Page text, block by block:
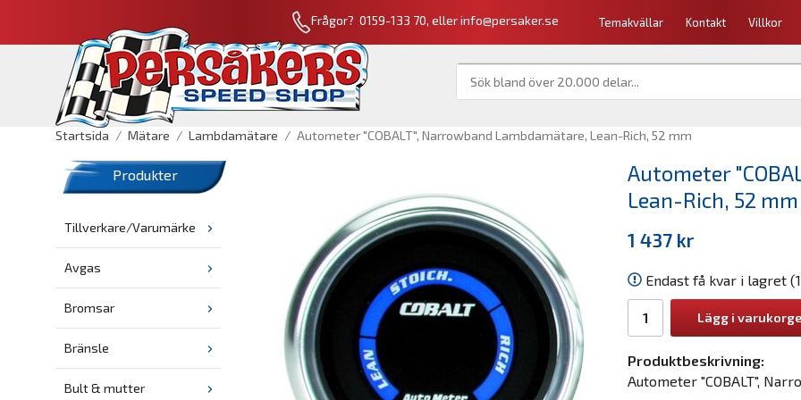
Frågor? 0159-133 70, ellerinfo@persaker.se Temakvällar Kontakt Villkor
Startsida / Mätare / Lambdamätare / Autometer "COBALT", Narrowband Lambdamätare, Lean-Rich, 52 mm
Produkter
Tillverkare/Varumärke
Avgas
Bromsar
Bränsle
Bult & mutter
Autometer
Lean-Rich, 52 mm
1 437 kr
Endast få kvar i lagret
Lägg i
Produktbeskrivning:
Autometer "COBALT",